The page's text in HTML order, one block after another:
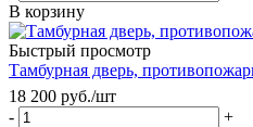
В корзину
Быстрый просмотр
Тамбурная дверь,
18 200 руб./шт
-
+